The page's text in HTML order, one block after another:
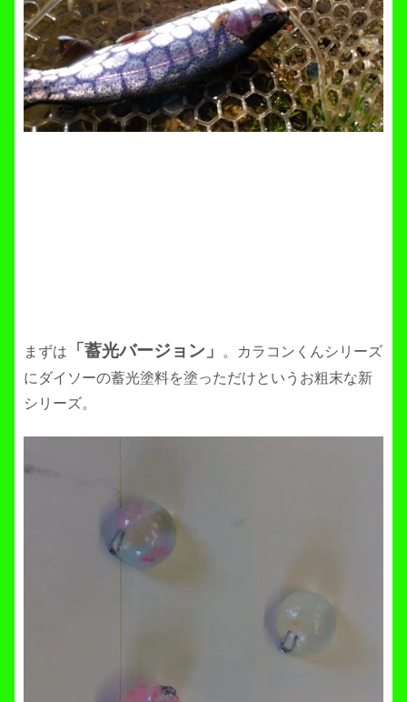
まずは 「蓄光バージョン」
。カラコンくんシリーズ
にダイソーの蓄光塗料を塗っただけというお粗末な新
シリーズ。